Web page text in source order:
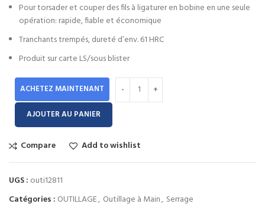
Pour torsader et couper des fils à ligaturer en bobine en une seule
opération: rapide, fiable et économique
Tranchants trempés, dureté d’env. 61 HRC
Produit sur carte LS/sous blister
ACHETEZ MAINTENANT
AJOUTER AU PANIER
Compare Add to wishlist
UGS : outi12811
Catégories : OUTILLAGE, Outillage à Main, Serrage